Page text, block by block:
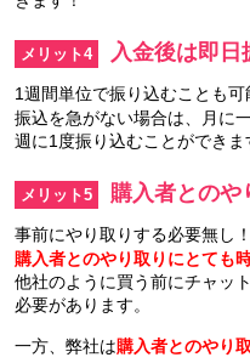
メリット4 入金後は即日
1週間単位で振り込むことも可
振込を急がない場合は、月に
週に1度振り込むことができ
メリット5 購入者とのや
事前にやり取りする必要無し
購入者とのやり取りにとても
他社のように買う前にチャッ
必要があります。
一方、弊社は購入者とのやり